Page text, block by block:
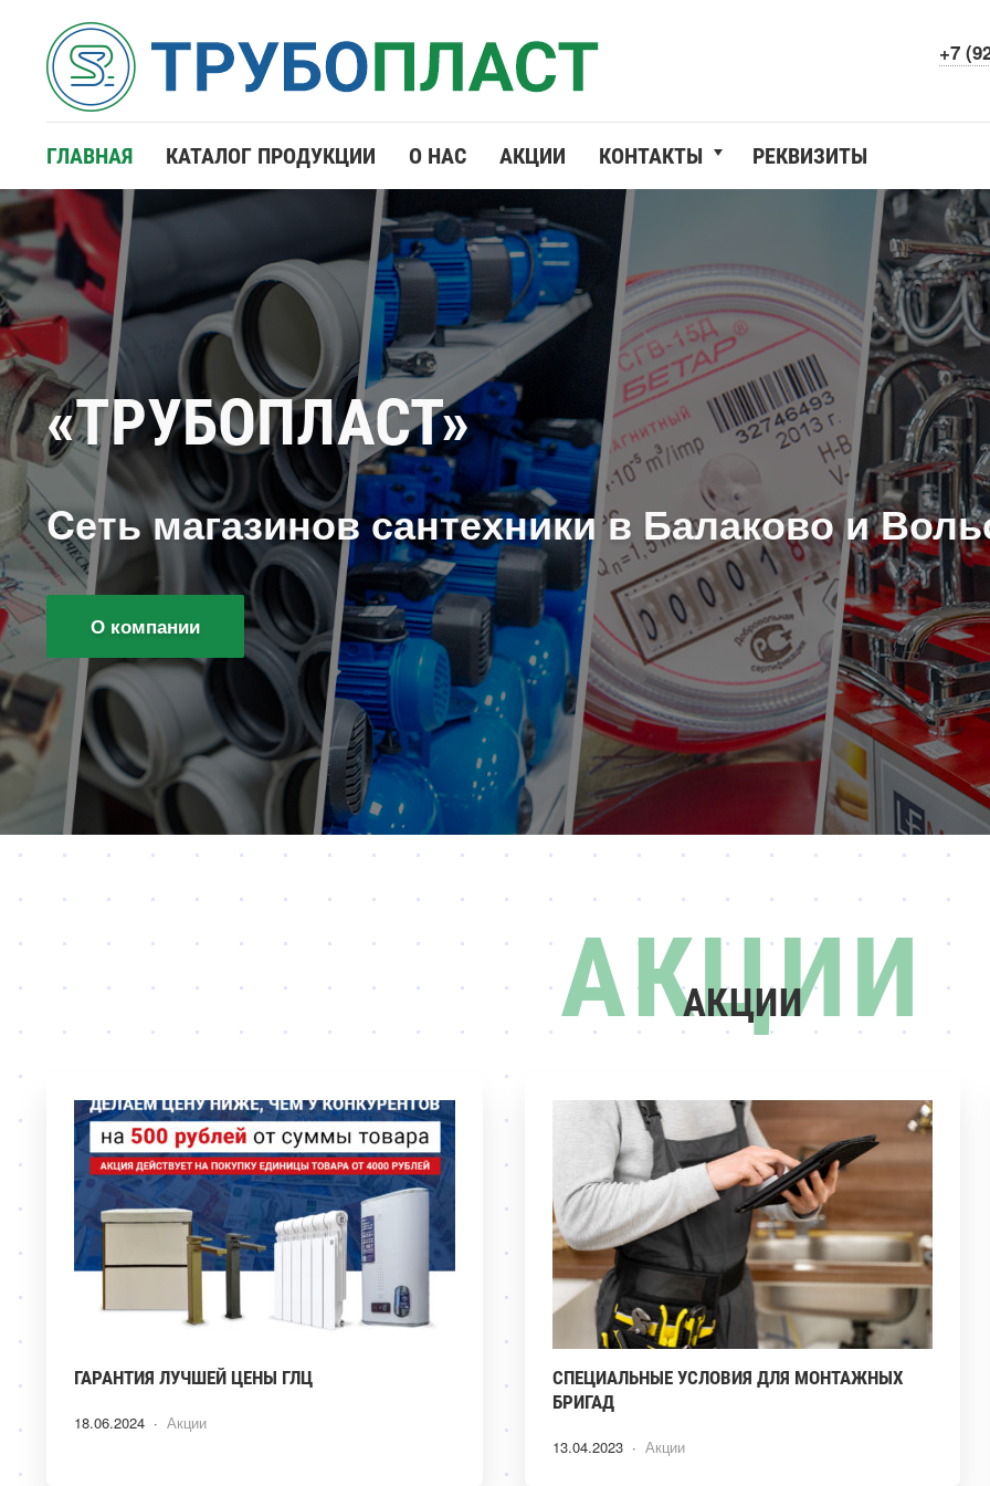
+7
ГЛАВНАЯ КАТАЛОГ ПРОДУКЦИИ О НАС АКЦИИ КОНТАКТЫ РЕКВИЗИТЫ
«ТРУБОПЛАСТ»
Cеть магазинов сантехники в Балаково и
О компании
АКЦИИ
ГАРАНТИЯ ЛУЧШЕЙ ЦЕНЫ ГЛЦ
18.06.2024 · Акции
СПЕЦИАЛЬНЫЕ УСЛОВИЯ ДЛЯ МОНТАЖНЫХ
БРИГАД
13.04.2023 · Акции